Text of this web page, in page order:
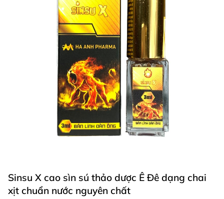
Sinsu X cao sìn sú thảo dược Ê Đê dạng chai
xịt chuẩn nước nguyên chất